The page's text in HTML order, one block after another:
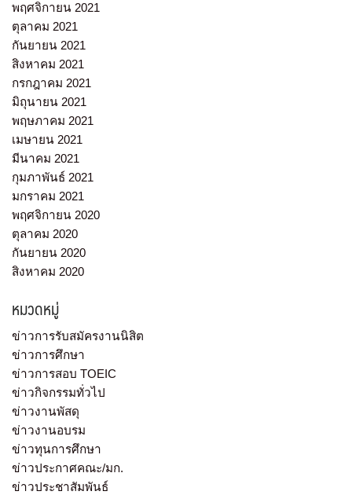
พฤศจิกายน 2021
ตุลาคม 2021
กันยายน 2021
สิงหาคม 2021
กรกฎาคม 2021
มิถุนายน 2021
พฤษภาคม 2021
เมษายน 2021
มีนาคม 2021
กุมภาพันธ์ 2021
มกราคม 2021
พฤศจิกายน 2020
ตุลาคม 2020
กันยายน 2020
สิงหาคม 2020
หมวดหมู่
ข่าวการรับสมัครงานนิสิต
ข่าวการศึกษา
ข่าวการสอบ TOEIC
ข่าวกิจกรรมทั่วไป
ข่าวงานพัสดุ
ข่าวงานอบรม
ข่าวทุนการศึกษา
ข่าวประกาศคณะ/มก.
ข่าวประชาสัมพันธ์